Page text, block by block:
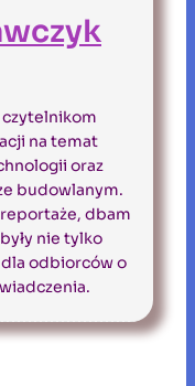
na temat
oraz
budowlanym.
dbam
nie tylko
odbiorców o